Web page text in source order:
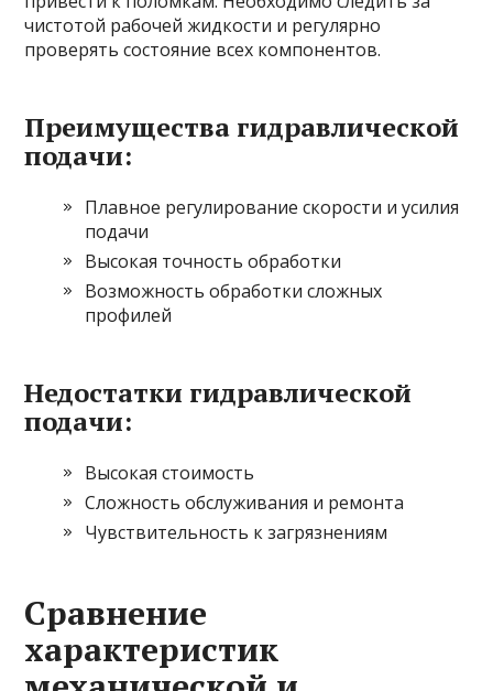
чистотой рабочей жидкости и регулярно
проверять состояние всех компонентов.
Преимущества гидравлической
подачи:
Плавное регулирование скорости и усилия
подачи
Высокая точность обработки
Возможность обработки сложных
профилей
Недостатки гидравлической
подачи:
Высокая стоимость
Сложность обслуживания и ремонта
Чувствительность к загрязнениям
Сравнение
характеристик